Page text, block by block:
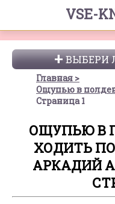
VSE-
ВЫБЕРИ
Главная
Ощупью в
Страница 1
ОЩУПЬЮ В
ХОДИТЬ
АРКАДИЙ